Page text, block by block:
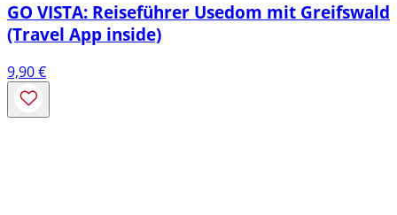
GO VISTA: Reiseführer Usedom mit Greifswald
(Travel App inside)
9,90€